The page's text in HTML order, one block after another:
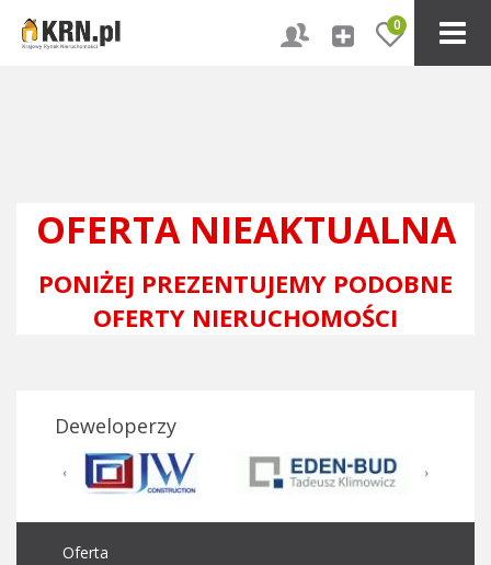
0
OFERTA NIEAKTUALNA
PONIŻEJ PREZENTUJEMY PODOBNE
OFERTY NIERUCHOMOŚCI
Deweloperzy
Oferta